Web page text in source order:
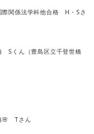
際関係法学科他合格 H・Sさ
Sくん（豊島区立千登世橋
🌸 Tさん